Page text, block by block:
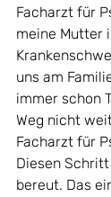
Facharzt für
meine Mutter
uns am
immer schon
Weg nicht
Facharzt für
Diesen
bereut. Das